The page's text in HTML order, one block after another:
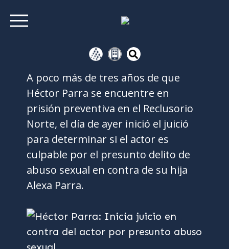
A poco más de tres años de que
Héctor Parra se encuentre en
prisión preventiva en el Reclusorio
Norte, el día de ayer inició el juició
para determinar si el actor es
culpable por el presunto delito de
abuso sexual en contra de su hija
Alexa Parra.